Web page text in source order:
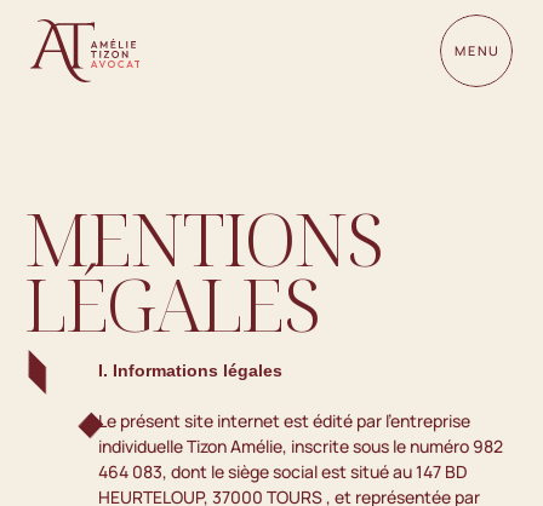
MENU
MENTIONS
LÉGALES
I. Informations légales
Le présent site internet est édité par l'entreprise
individuelle Tizon Amélie, inscrite sous le numéro 982
464 083, dont le siège social est situé au 147 BD